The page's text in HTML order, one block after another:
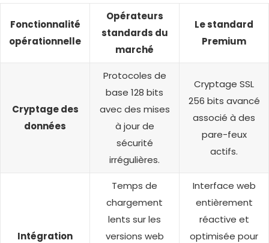
Fonctionnalité
opérationnelle
Opérateurs
standards du
marché
Le standard
Premium
Cryptage des
données
Protocoles de
base 128 bits
avec des mises
à jour de
sécurité
irrégulières.
Cryptage SSL
256 bits avancé
associé à des
pare-feux
actifs.
Intégration
Temps de
chargement
lents sur les
versions web
Interface web
entièrement
réactive et
optimisée pour